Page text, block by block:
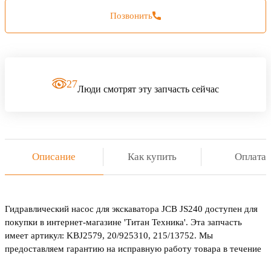
Позвонить
27Люди смотрят эту запчасть сейчас
Описание Как купить Оплата
Гидравлический насос для экскаватора JCB JS240 доступен для
покупки в интернет-магазине 'Титан Техника'. Эта запчасть
имеет артикул: KBJ2579, 20/925310, 215/13752. Мы
предоставляем гарантию на исправную работу товара в течение